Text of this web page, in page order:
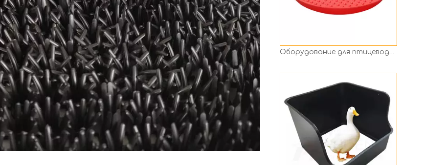
Съемное нижнее гнездо для утиных яиц, черное пластиковое утиное гнездо для птицы, утиное гнездо для откладки яиц, коробка для утиных яиц Ph-167